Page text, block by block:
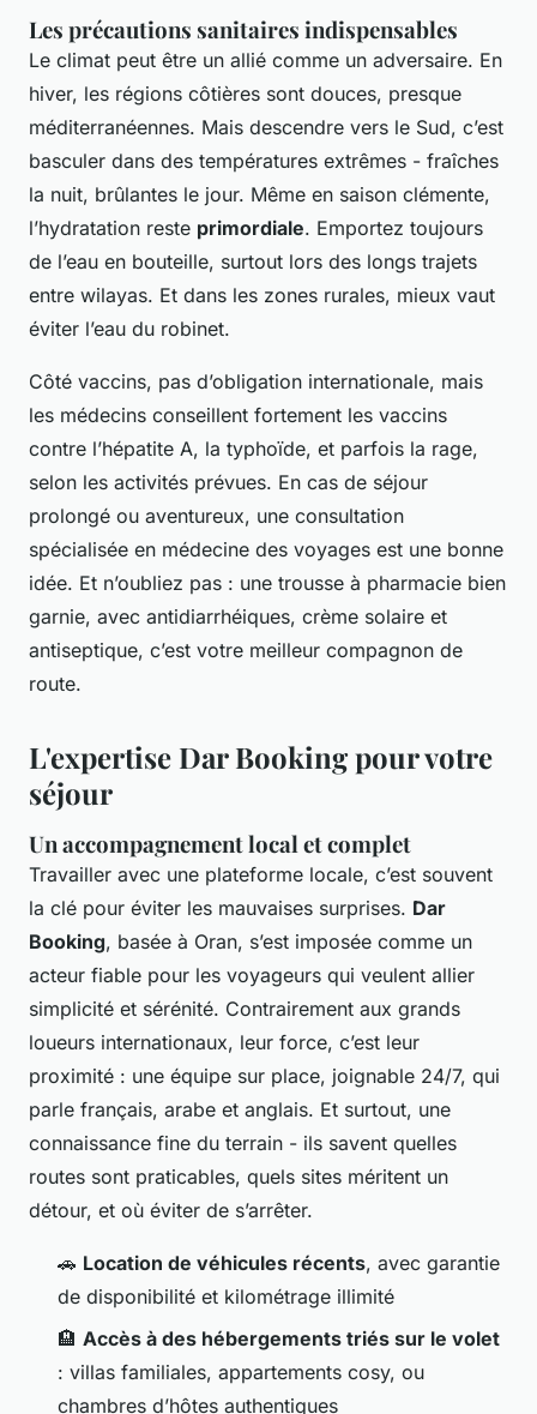
Les précautions sanitaires indispensables
Le climat peut être un allié comme un adversaire. En
hiver, les régions côtières sont douces, presque
méditerranéennes. Mais descendre vers le Sud, c’est
basculer dans des températures extrêmes - fraîches
la nuit, brûlantes le jour. Même en saison clémente,
l’hydratation reste primordiale. Emportez toujours
de l’eau en bouteille, surtout lors des longs trajets
entre wilayas. Et dans les zones rurales, mieux vaut
éviter l’eau du robinet.
Côté vaccins, pas d’obligation internationale, mais
les médecins conseillent fortement les vaccins
contre l’hépatite A, la typhoïde, et parfois la rage,
selon les activités prévues. En cas de séjour
prolongé ou aventureux, une consultation
spécialisée en médecine des voyages est une bonne
idée. Et n’oubliez pas : une trousse à pharmacie bien
garnie, avec antidiarrhéiques, crème solaire et
antiseptique, c’est votre meilleur compagnon de
route.
L'expertise Dar Booking pour votre
séjour
Un accompagnement local et complet
Travailler avec une plateforme locale, c’est souvent
la clé pour éviter les mauvaises surprises. Dar
Booking, basée à Oran, s’est imposée comme un
acteur fiable pour les voyageurs qui veulent allier
simplicité et sérénité. Contrairement aux grands
loueurs internationaux, leur force, c’est leur
proximité : une équipe sur place, joignable 24/7, qui
parle français, arabe et anglais. Et surtout, une
connaissance fine du terrain - ils savent quelles
routes sont praticables, quels sites méritent un
détour, et où éviter de s’arrêter.
🚗 Location de véhicules récents, avec garantie
de disponibilité et kilométrage illimité
🏨 Accès à des hébergements triés sur le volet
: villas familiales, appartements cosy, ou
chambres d’hôtes authentiques